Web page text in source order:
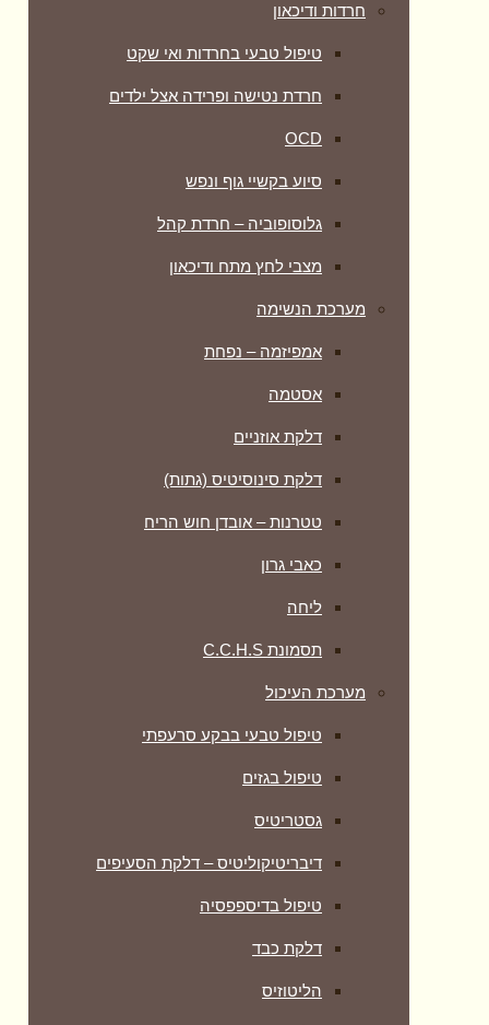
חרדות ודיכאון
טיפול טבעי בחרדות ואי שקט
חרדת נטישה ופרידה אצל ילדים
OCD
סיוע בקשיי גוף ונפש
גלוסופוביה – חרדת קהל
מצבי לחץ מתח ודיכאון
מערכת הנשימה
אמפיזמה – נפחת
אסטמה
דלקת אוזניים
דלקת סינוסיטיס (גתות)
טטרנות – אובדן חוש הריח
כאבי גרון
ליחה
תסמונת C.C.H.S
מערכת העיכול
טיפול טבעי בבקע סרעפתי
טיפול בגזים
גסטריטיס
דיבריטיקוליטיס – דלקת הסעיפים
טיפול בדיספפסיה
דלקת כבד
הליטוזיס